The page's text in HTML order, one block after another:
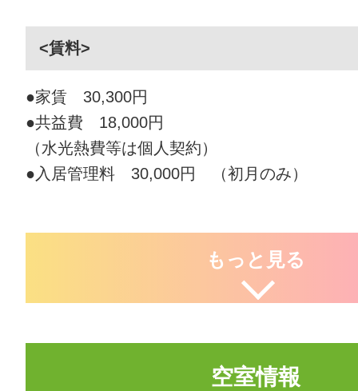
<賃料>
●家賃 30,300円
●共益費 18,000円
（水光熱費等は個人契約）
●入居管理料 30,000円 （初月のみ）
もっと見る
空室情報